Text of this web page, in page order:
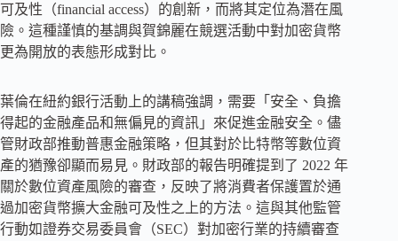
可及性（financial access）的創新，而將其定位為潛在風
險。這種謹慎的基調與賀錦麗在競選活動中對加密貨幣
更為開放的表態形成對比。
葉倫在紐約銀行活動上的講稿強調，需要「安全、負擔
得起的金融產品和無偏見的資訊」來促進金融安全。儘
管財政部推動普惠金融策略，但其對於比特幣等數位資
產的猶豫卻顯而易見。財政部的報告明確提到了 2022 年
關於數位資產風險的審查，反映了將消費者保護置於通
過加密貨幣擴大金融可及性之上的方法。這與其他監管
行動如證券交易委員會（SEC）對加密行業的持續審查